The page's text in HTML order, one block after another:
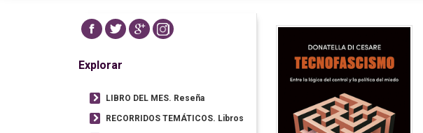
Explorar
LIBRO DEL MES. Reseña
RECORRIDOS TEMÁTICOS. Libros